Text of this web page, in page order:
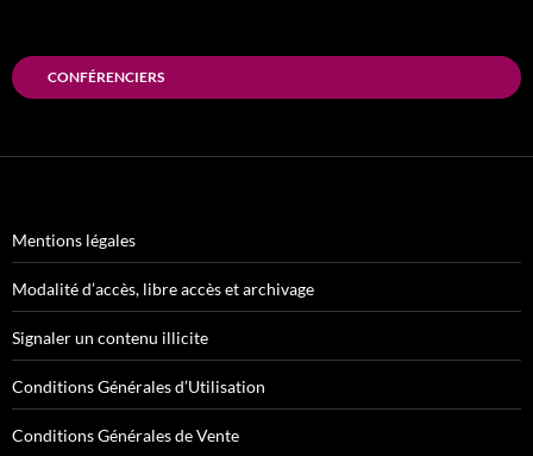
CONFÉRENCIERS
Mentions légales
Modalité d’accès, libre accès et archivage
Signaler un contenu illicite
Conditions Générales d’Utilisation
Conditions Générales de Vente